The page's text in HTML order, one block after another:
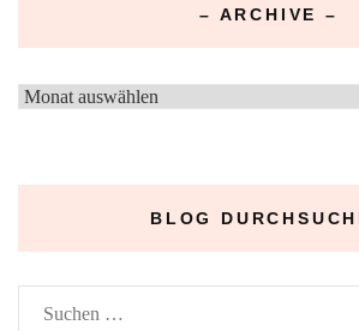
– ARCHIVE –
–
BLOG
Suchen